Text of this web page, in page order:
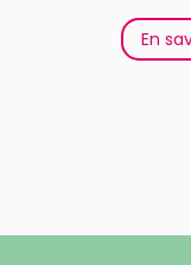
En